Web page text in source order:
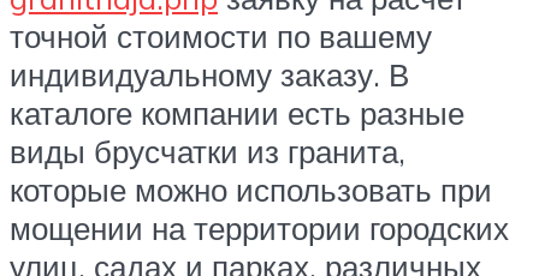
точной стоимости по вашему
индивидуальному заказу. В
каталоге компании есть разные
виды брусчатки из гранита,
которые можно использовать при
мощении на территории городских
улиц, садах и парках, различных